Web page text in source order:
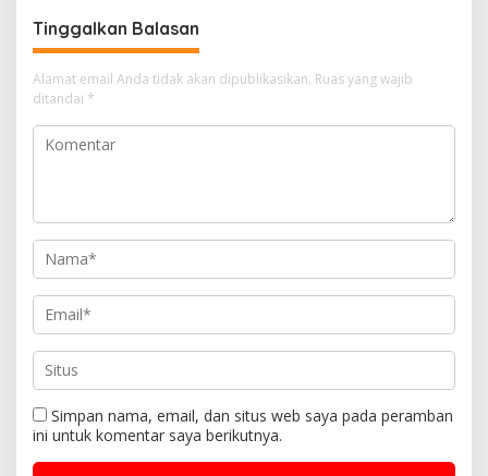
Tinggalkan Balasan
Alamat email Anda tidak akan dipublikasikan. Ruas yang wajib
ditandai *
Simpan nama, email, dan situs web saya pada peramban
ini untuk komentar saya berikutnya.